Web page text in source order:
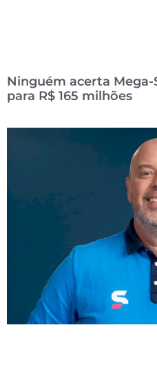
Ninguém acerta
para R$ 165 milhões